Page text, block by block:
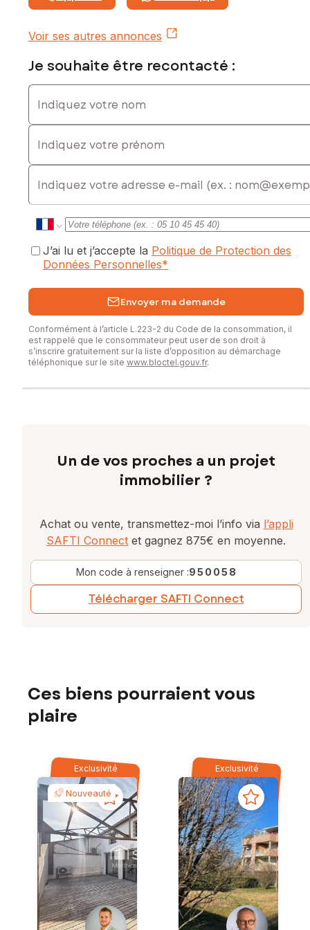
Voir ses autres annonces
Je souhaite être recontacté :
Indiquez votre nom
Indiquez votre prénom
E-mail
J’ai lu et j’accepte la Politique de Protection des
Données Personnelles*
Envoyer ma demande
Conformément à l’article L.223-2 du Code de la consommation, il
est rappelé que le consommateur peut user de son droit à
s’inscrire gratuitement sur la liste d’opposition au démarchage
téléphonique sur le site www.bloctel.gouv.fr.
Un de vos proches a un projet
immobilier ?
Achat ou vente, transmettez-moi l’info via l’appli
SAFTI Connect et gagnez 875€ en moyenne.
Mon code à renseigner :950058
Télécharger SAFTI Connect
Ces biens pourraient vous
plaire
Exclusivité
Nouveauté
Exclusivité